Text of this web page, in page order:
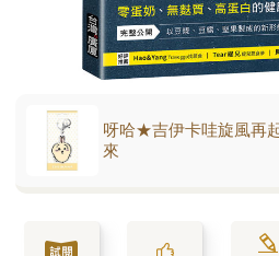
呀哈★吉伊卡哇旋風再
來